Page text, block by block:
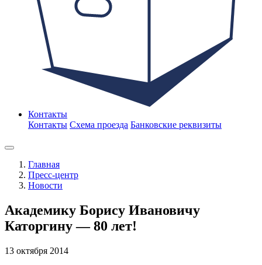
Контакты
Контакты Схема проезда Банковские реквизиты
Главная
Пресс-центр
Новости
Академику Борису Ивановичу
Каторгину — 80 лет!
13 октября 2014